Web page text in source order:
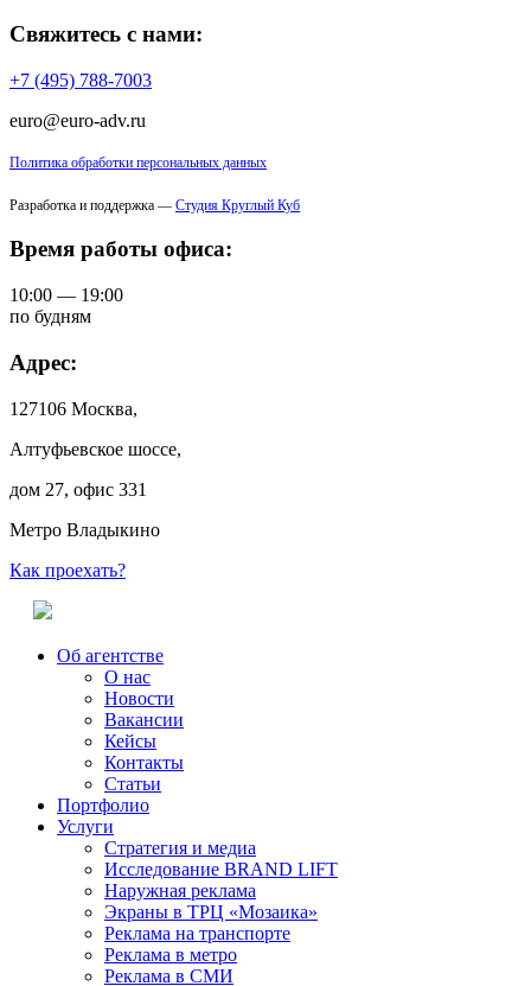
Свяжитесь с нами:
+7 (495) 788-7003
euro@euro-adv.ru
Политика обработки персональных данных
Разработка и поддержка — Студия Круглый Куб
Время работы офиса:
10:00 — 19:00
по будням
Адрес:
127106 Москва,
Алтуфьевское шоссе,
дом 27, офис 331
Метро Владыкино
Как проехать?
Об агентстве
О нас
Новости
Вакансии
Кейсы
Контакты
Статьи
Портфолио
Услуги
Стратегия и медиа
Исследование BRAND LIFT
Наружная реклама
Экраны в ТРЦ «Мозаика»
Реклама на транспорте
Реклама в метро
Реклама в СМИ